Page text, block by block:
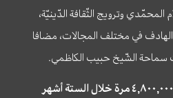
وترويج الثّقافة الدّينيّة،
في مختلف المجالات، مضافا
سماحة الشّيخ حبيب الكاظمي.
تمّت زيارة موقع سراج ٤,٨٠٠,٠٠٠ مرة خلال الستة أشهر